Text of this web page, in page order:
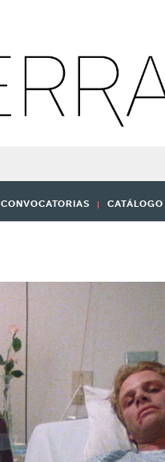
CONVOCATORIAS CATÁLOGO